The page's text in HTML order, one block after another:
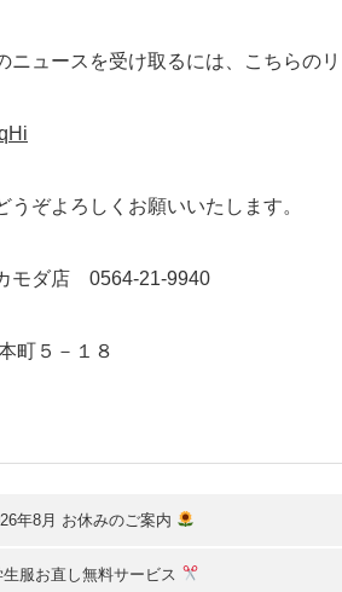
ニュースを受け取るには、こちらの
うぞよろしくお願いいたします。
モダ店 0564-21-9940
町５－１８
年8月 お休みのご案内
生服お直し無料サービス